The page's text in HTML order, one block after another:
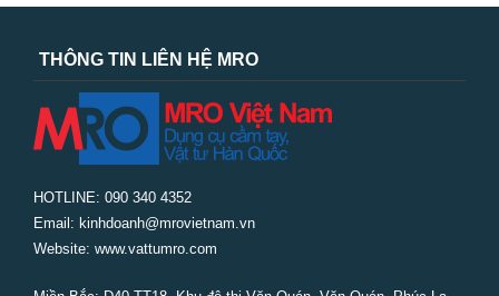
THÔNG TIN LIÊN HỆ MRO
HOTLINE: 090 340 4352
Email: kinhdoanh@mrovietnam.vn
Website: www.vattumro.com